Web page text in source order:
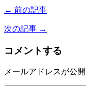
← 前の記事
次の記事 →
コメントする
メールアドレスが公